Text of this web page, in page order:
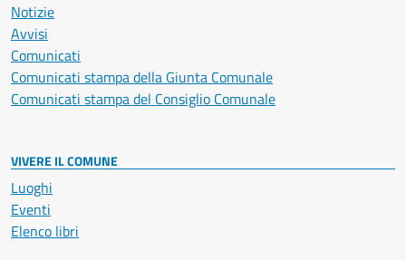
Notizie
Avvisi
Comunicati
Comunicati stampa della Giunta Comunale
Comunicati stampa del Consiglio Comunale
VIVERE IL COMUNE
Luoghi
Eventi
Elenco libri